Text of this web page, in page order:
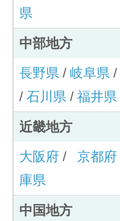
県
中部地方
長野県/ 岐阜県/
/ 石川県/ 福井県
近畿地方
大阪府 / 京都府
庫県
中国地方